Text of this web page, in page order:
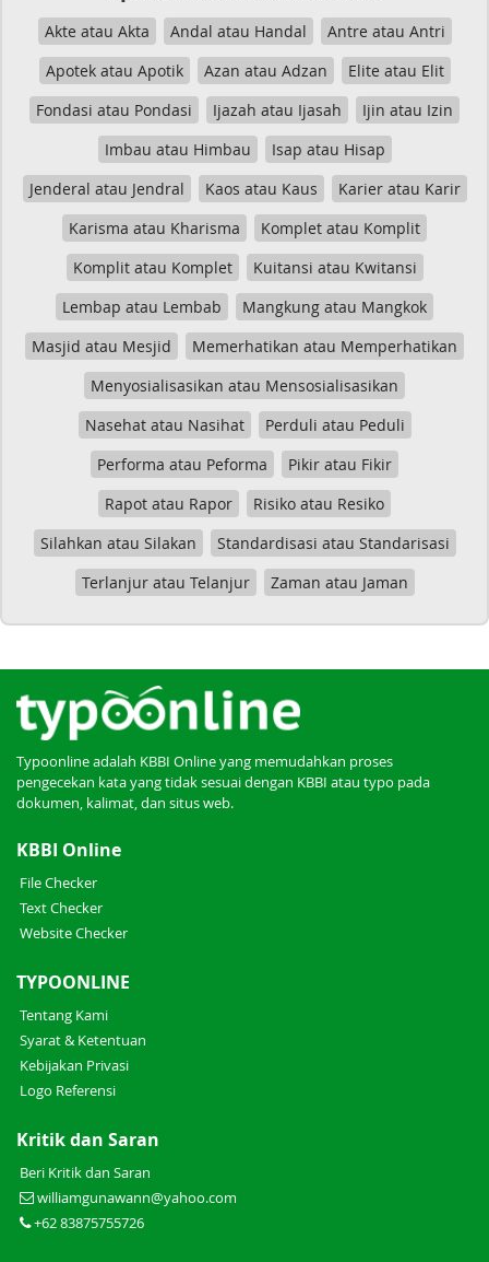
Akte atau Akta Andal atau Handal
Antre atau Antri
Apotek atau Apotik
Azan atau Adzan
Elite atau Elit
Fondasi atau Pondasi
Ijazah atau Ijasah
Ijin atau Izin
Imbau atau Himbau
Isap atau Hisap
Jenderal atau Jendral
Kaos atau Kaus
Karier atau Karir
Karisma atau Kharisma
Komplet atau Komplit
Komplit atau Komplet
Kuitansi atau Kwitansi
Lembap atau Lembab
Mangkung atau Mangkok
Masjid atau Mesjid
Memerhatikan atau Memperhatikan
Menyosialisasikan atau Mensosialisasikan
Nasehat atau Nasihat
Perduli atau Peduli
Performa atau Peforma
Pikir atau Fikir
Rapot atau Rapor
Risiko atau Resiko
Silahkan atau Silakan
Standardisasi atau Standarisasi
Terlanjur atau Telanjur
Zaman atau Jaman
Typoonline adalah KBBI Online yang memudahkan proses
pengecekan kata yang tidak sesuai dengan KBBI atau typo pada
dokumen, kalimat, dan situs web.
KBBI Online
File Checker
Text Checker
Website Checker
TYPOONLINE
Tentang Kami
Syarat & Ketentuan
Kebijakan Privasi
Logo Referensi
Kritik dan Saran
Beri Kritik dan Saran
williamgunawann@yahoo.com
+62 83875755726